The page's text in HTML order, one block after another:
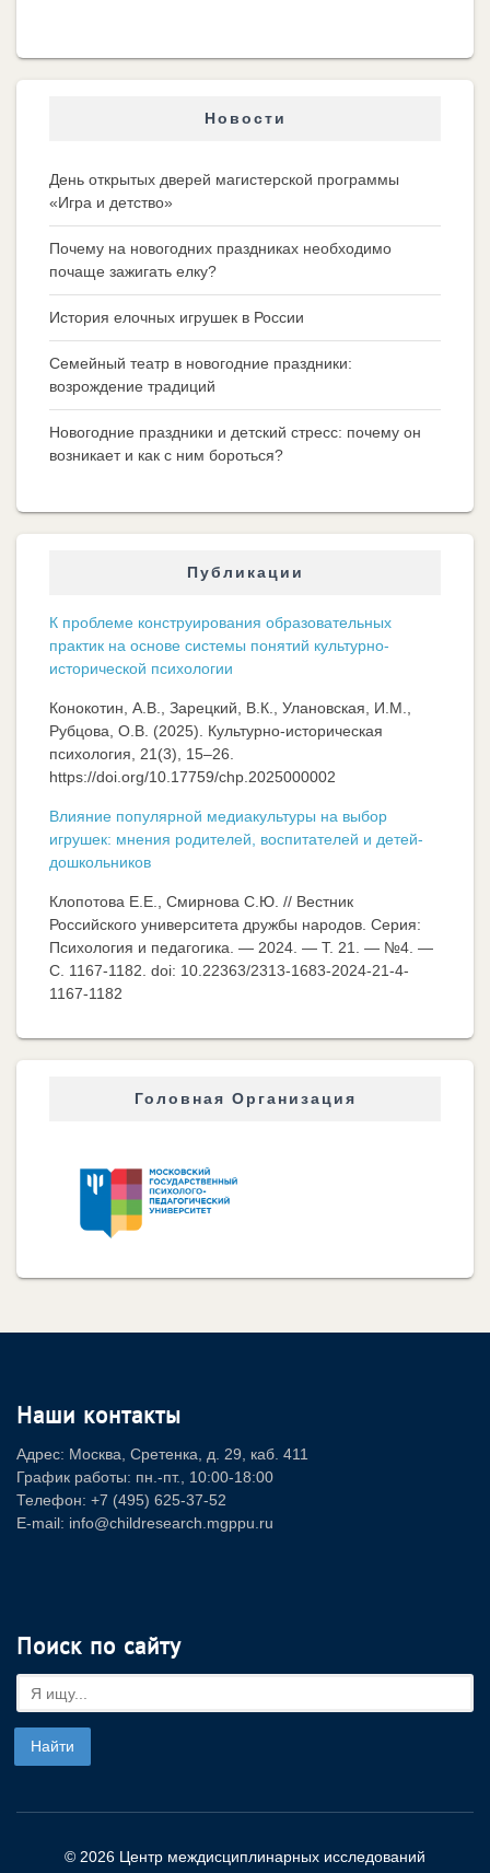
Новости
День открытых дверей магистерской программы
«Игра и детство»
Почему на новогодних праздниках необходимо
почаще зажигать елку?
История елочных игрушек в России
Семейный театр в новогодние праздники:
возрождение традиций
Новогодние праздники и детский стресс: почему он
возникает и как с ним бороться?
Публикации
К проблеме конструирования образовательных
практик на основе системы понятий культурно-
исторической психологии
Конокотин, А.В., Зарецкий, В.К., Улановская, И.М.,
Рубцова, О.В. (2025). Культурно-историческая
психология, 21(3), 15–26.
https://doi.org/10.17759/chp.2025000002
Влияние популярной медиакультуры на выбор
игрушек: мнения родителей, воспитателей и детей-
дошкольников
Клопотова Е.Е., Смирнова С.Ю. // Вестник
Российского университета дружбы народов. Серия:
Психология и педагогика. — 2024. — Т. 21. — №4. —
C. 1167-1182. doi: 10.22363/2313-1683-2024-21-4-
1167-1182
Головная Организация
Наши контакты
Адрес: Москва, Сретенка, д. 29, каб. 411
График работы: пн.-пт., 10:00-18:00
Телефон: +7 (495) 625-37-52
E-mail: info@childresearch.mgppu.ru
Поиск по сайту
© 2026 Центр междисциплинарных исследований